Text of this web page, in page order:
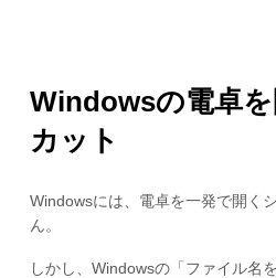
Windowsの電卓
カット
Windowsには、電卓を一発で開く
ん。
しかし、Windowsの「ファイル名